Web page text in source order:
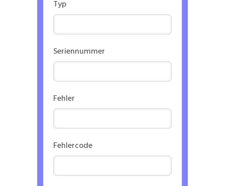
Typ
Seriennummer
Fehler
Fehlercode